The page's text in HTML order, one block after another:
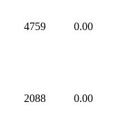
4759 0.00
2088 0.00